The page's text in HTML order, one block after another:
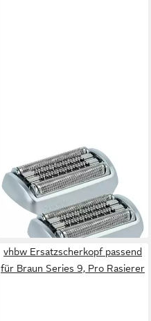
Ersatzscherkopf passend für
Braun Series 9 Rasierer
40,49 €
lieferbar - in 2-3 Werktagen bei dir
vhbw Ersatzscherkopf passend
für Braun Series 9, Pro Rasierer